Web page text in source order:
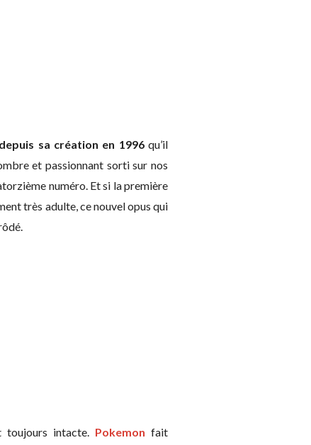
depuis sa création en 1996qu’il
et passionnant sorti sur nos
numéro. Et si la première
très adulte, ce nouvel opus qui
toujours intacte. Pokemon fait